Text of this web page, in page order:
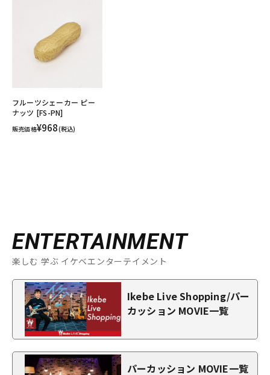
フルーツシェーカー ピー
ナッツ [FS-PN]
販売価格¥968(税込)
ENTERTAINMENT
楽しむ 学ぶ イケベエンターテイメント
Ikebe Live Shopping/パー
カッション MOVIE一覧
パーカッション MOVIE一覧